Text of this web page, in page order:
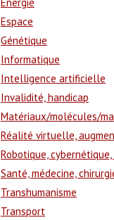
Espace
Génétique
Informatique
Intelligence artificielle
Invalidité, handicap
Matériaux/molécules/
Réalité virtuelle,
Robotique,
Santé, médecine,
Transhumanisme
Transport